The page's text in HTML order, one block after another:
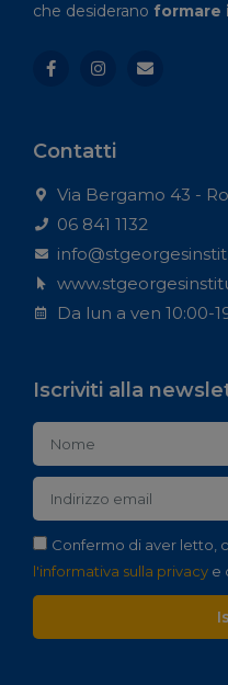
che desiderano formare
Contatti
Via Bergamo 43 -
06 841 1132
Da lun a ven 10:00-
Iscriviti alla
Confermo di aver letto,
l'informativa sulla privacy e